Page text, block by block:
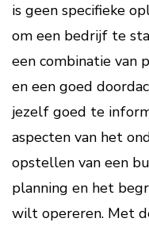
is geen specifieke
om een bedrijf te
een combinatie van
en een goed
jezelf goed te
aspecten van het
opstellen van een
planning en het
wilt opereren. Met